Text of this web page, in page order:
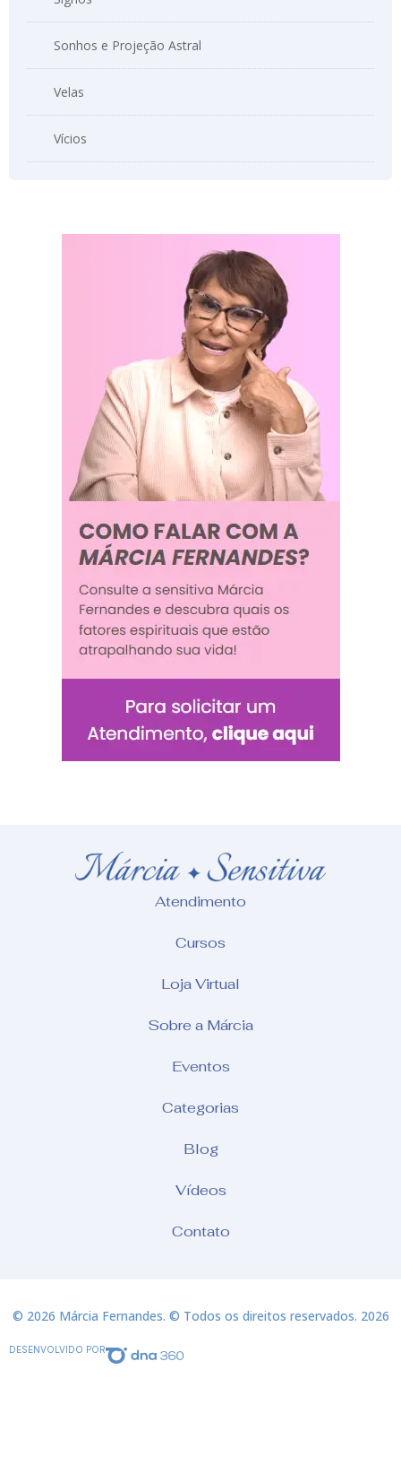
Sonhos e Projeção Astral
Velas
Vícios
Atendimento
Cursos
Loja Virtual
Sobre a Márcia
Eventos
Categorias
Blog
Vídeos
Contato
© 2026 Márcia Fernandes. © Todos os direitos reservados. 2026
DESENVOLVIDO POR